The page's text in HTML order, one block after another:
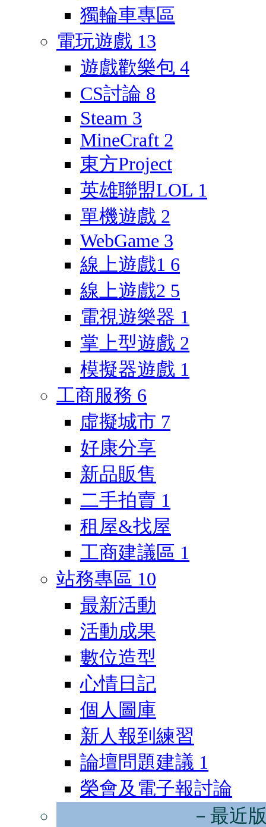
獨輪車專區
電玩遊戲 13
遊戲歡樂包 4
CS討論 8
Steam 3
MineCraft 2
東方Project
英雄聯盟LOL 1
單機遊戲 2
WebGame 3
線上遊戲1 6
線上遊戲2 5
電視遊樂器 1
掌上型遊戲 2
模擬器遊戲 1
工商服務 6
虛擬城市 7
好康分享
新品販售
二手拍賣 1
租屋&找屋
工商建議區 1
站務專區 10
最新活動
活動成果
數位造型
心情日記
個人圖庫
新人報到練習
論壇問題建議 1
榮會及電子報討論
－最近